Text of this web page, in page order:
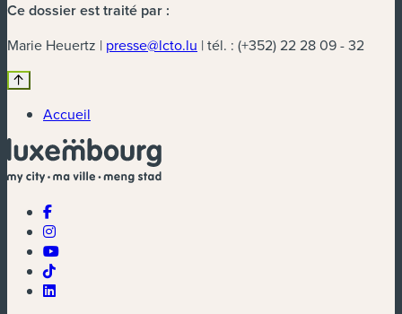
Ce dossier est traité par :
Marie Heuertz | presse@lcto.lu | tél. : (+352) 22 28 09 - 32
Accueil